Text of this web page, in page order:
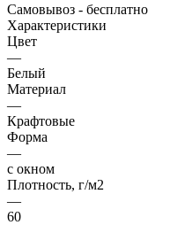
Самовывоз - бесплатно
Характеристики
Цвет
—
Белый
Материал
—
Крафтовые
Форма
—
с окном
Плотность, г/м2
—
60